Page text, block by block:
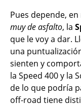
Pues depende,
muy de asfalto, la
que le voy a dar.
una
sienten y
la Speed 400 y la
de lo que podría
off-road tiene